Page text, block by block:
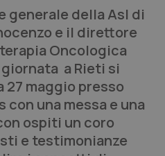
generale della Asl di
e il direttore
Oncologica
a Rieti si
maggio presso
con una messa e una
ospiti un coro
e testimonianze